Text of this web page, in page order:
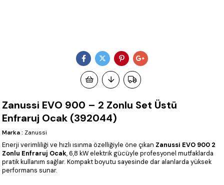
Zanussi EVO 900 – 2 Zonlu Set Üstü
Enfraruj Ocak (392044)
Marka : Zanussi
Enerji verimliliği ve hızlı ısınma özelliğiyle öne çıkan Zanussi EVO 900 2
Zonlu Enfraruj Ocak, 6,8 kW elektrik gücüyle profesyonel mutfaklarda
pratik kullanım sağlar. Kompakt boyutu sayesinde dar alanlarda yüksek
performans sunar.